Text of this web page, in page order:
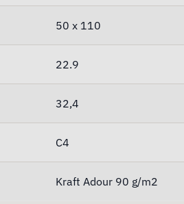
50 x 110
22.9
32,4
C4
Kraft Adour 90 g/m2